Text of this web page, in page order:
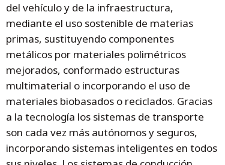
del vehículo y de la infraestructura,
mediante el uso sostenible de materias
primas, sustituyendo componentes
metálicos por materiales polimétricos
mejorados, conformado estructuras
multimaterial o incorporando el uso de
materiales biobasados o reciclados. Gracias
a la tecnología los sistemas de transporte
son cada vez más autónomos y seguros,
incorporando sistemas inteligentes en todos